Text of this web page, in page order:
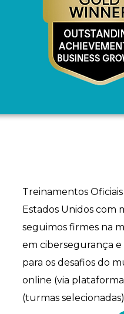
Treinamentos
Estados Unidos com
seguimos firmes na
em cibersegurança e
para os desafios do
online (via
(turmas selecionadas)